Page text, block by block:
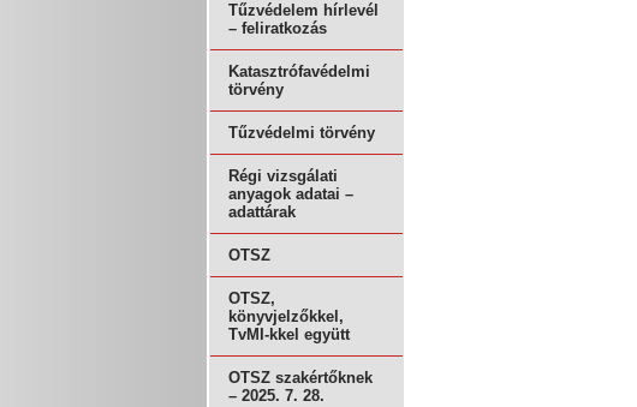
Tűzvédelem hírlevél
– feliratkozás
Katasztrófavédelmi
törvény
Tűzvédelmi törvény
Régi vizsgálati
anyagok adatai –
adattárak
OTSZ
OTSZ,
könyvjelzőkkel,
TvMI-kkel együtt
OTSZ szakértőknek
– 2025. 7. 28.